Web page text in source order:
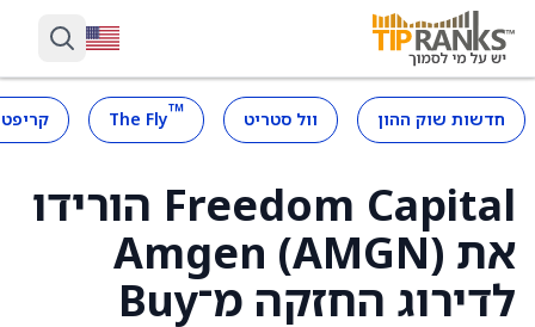
חדשות שוק ההון וול סטריט ™
The Fly
Freedom Capital הורידו
את Amgen (AMGN)
לדירוג החזקה מ־Buy